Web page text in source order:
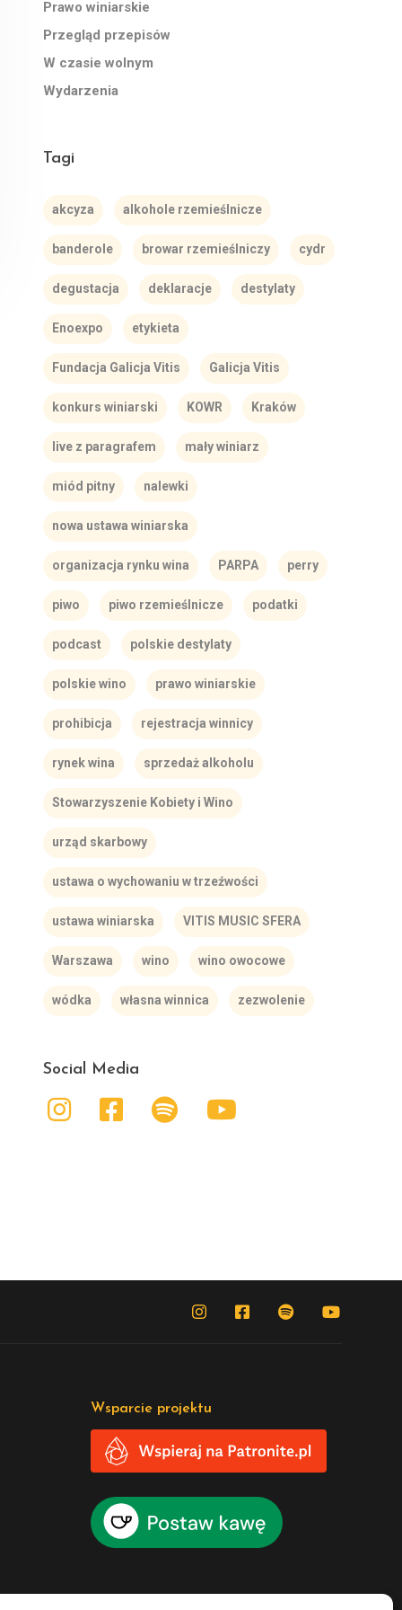
Prawo winiarskie
Przegląd przepisów
W czasie wolnym
Wydarzenia
Tagi
akcyza alkohole rzemieślnicze
banderole browar rzemieślniczy cydr
degustacja deklaracje destylaty
Enoexpo etykieta
Fundacja Galicja Vitis Galicja Vitis
konkurs winiarski KOWR Kraków
live z paragrafem mały winiarz
miód pitny nalewki
nowa ustawa winiarska
organizacja rynku wina PARPA perry
piwo piwo rzemieślnicze podatki
podcast polskie destylaty
polskie wino prawo winiarskie
prohibicja rejestracja winnicy
rynek wina sprzedaż alkoholu
Stowarzyszenie Kobiety i Wino
urząd skarbowy
ustawa o wychowaniu w trzeźwości
ustawa winiarska VITIS MUSIC SFERA
Warszawa wino wino owocowe
wódka własna winnica zezwolenie
Social Media
Wsparcie projektu